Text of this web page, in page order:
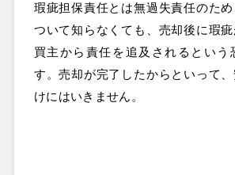
瑕疵担保責任とは無過失責任のた
ついて知らなくても、売却後に瑕
買主から責任を追及されるという
す。売却が完了したからといって
けにはいきません。